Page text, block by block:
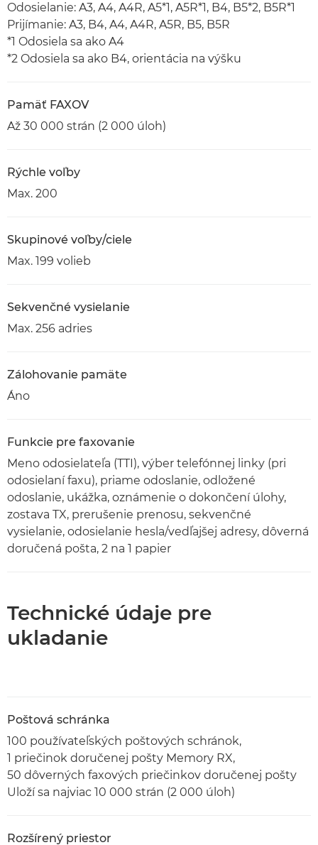
Odosielanie: A3, A4, A4R, A5*1, A5R*1, B4, B5*2, B5R*1
Prijímanie: A3, B4, A4, A4R, A5R, B5, B5R
*1 Odosiela sa ako A4
*2 Odosiela sa ako B4, orientácia na výšku
Pamäť FAXOV
Až 30 000 strán (2 000 úloh)
Rýchle voľby
Max. 200
Skupinové voľby/ciele
Max. 199 volieb
Sekvenčné vysielanie
Max. 256 adries
Zálohovanie pamäte
Áno
Funkcie pre faxovanie
Meno odosielateľa (TTI), výber telefónnej linky (pri
odosielaní faxu), priame odoslanie, odložené
odoslanie, ukážka, oznámenie o dokončení úlohy,
zostava TX, prerušenie prenosu, sekvenčné
vysielanie, odosielanie hesla/vedľajšej adresy, dôverná
doručená pošta, 2 na 1 papier
Technické údaje pre
ukladanie
Poštová schránka
100 používateľských poštových schránok,
1 priečinok doručenej pošty Memory RX,
50 dôverných faxových priečinkov doručenej pošty
Uloží sa najviac 10 000 strán (2 000 úloh)
Rozšírený priestor